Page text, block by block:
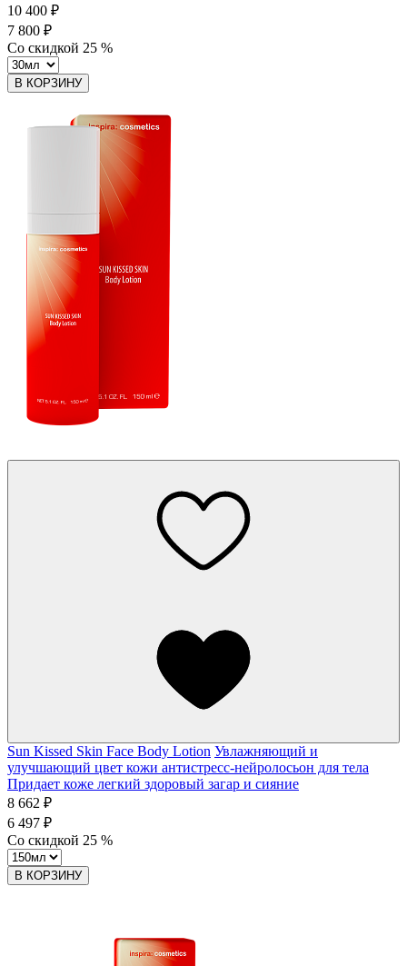
10 400 ₽
7 800 ₽
Со скидкой 25 %
В КОРЗИНУ
Sun Kissed Skin Face Body Lotion Увлажняющий и
улучшающий цвет кожи антистресс-нейролосьон для тела
Придает коже легкий здоровый загар и сияние
8 662 ₽
6 497 ₽
Со скидкой 25 %
В КОРЗИНУ